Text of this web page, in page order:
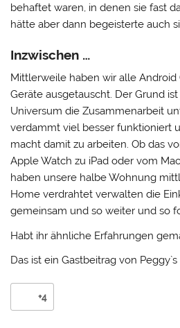
behaftet waren, in denen sie fast
hätte aber dann begeisterte auch
Inzwischen …
Mittlerweile haben wir alle
Geräte ausgetauscht. Der Grund
Universum die Zusammenarbeit
verdammt viel besser funktioniert
macht damit zu arbeiten. Ob das
Apple Watch zu iPad oder vom
haben unsere halbe Wohnung
Home verdrahtet verwalten die
gemeinsam und so weiter und so
Habt ihr ähnliche Erfahrungen
Das ist ein Gastbeitrag von
+4